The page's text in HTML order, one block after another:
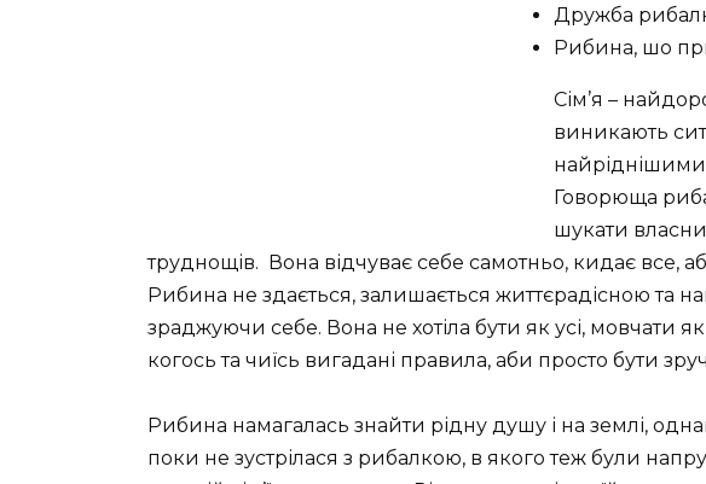
Дружба
Рибина, шо
Сім’я –
виникають
Говорюща
шукати
труднощів. Вона відчуває себе самотньо, кидає все,
Рибина не здається, залишається життєрадісною та
зраджуючи себе. Вона не хотіла бути як усі, мовчати
когось та чиїсь вигадані правила, аби просто бути
Рибина намагалась знайти рідну душу і на землі,
поки не зустрілася з рибалкою, в якого теж були